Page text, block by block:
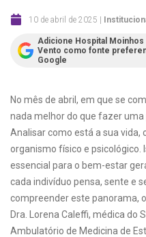
10 de abril de 2025 |
Adicione Hospital Moinhos
Vento como fonte
Google
No mês de abril, em que se
nada melhor do que fazer uma
Analisar como está a sua
organismo físico e psicológico.
essencial para o bem-estar
cada indivíduo pensa, sente e
compreender este panorama,
Dra. Lorena Caleffi, médica do
Ambulatório de Medicina de